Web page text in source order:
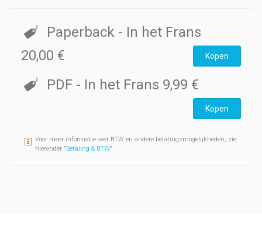
Paperback - In het Frans
20,00 €
Kopen
PDF - In het Frans 9,99 €
Kopen
Voor meer informatie over BTW en andere belatingsmogelijkheden, zie
hieronder "Betaling & BTW".